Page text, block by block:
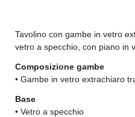
Tavolino con gambe in vetro
vetro a specchio, con piano in
Composizione gambe
• Gambe in vetro extrachiaro
Base
• Vetro a specchio